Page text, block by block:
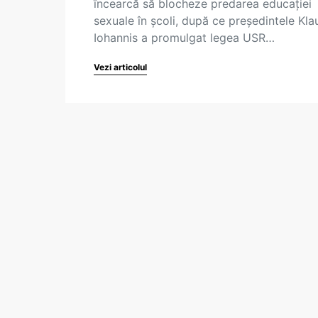
încearcă să blocheze predarea educaţiei
sexuale în şcoli, după ce preşedintele
Iohannis a promulgat legea USR…
Vezi articolul